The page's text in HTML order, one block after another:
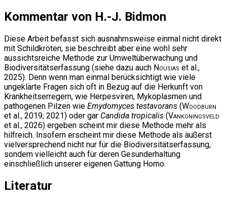
Kommentar von H.-J. Bidmon
Diese Arbeit befasst sich ausnahmsweise einmal nicht direkt
mit Schildkröten, sie beschreibt aber eine wohl sehr
aussichtsreiche Methode zur Umweltüberwachung und
Biodiversitätserfassung (siehe dazu auch Nousias et al.,
2025). Denn wenn man einmal berücksichtigt wie viele
ungeklärte Fragen sich oft in Bezug auf die Herkunft von
Krankheitserregern, wie Herpesviren, Mykoplasmen und
pathogenen Pilzen wie Emydomyces testavorans (Woodburn
et al., 2019; 2021) oder gar Candida tropicalis (Vankoningsveld
et al., 2026) ergeben scheint mir diese Methode mehr als
hilfreich. Insofern erscheint mir diese Methode als äußerst
vielversprechend nicht nur für die Biodiversitätserfassung,
sondern vielleicht auch für deren Gesunderhaltung
einschließlich unserer eigenen Gattung Homo.
Literatur